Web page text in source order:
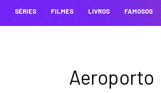
SÉRIES FILMES LIVROS FAMOSOS
Aeroporto